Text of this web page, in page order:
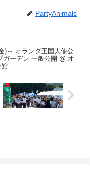
PartyAnimals
)～ オランダ王国大使公
ガーデン 一般公開 @ オ
館